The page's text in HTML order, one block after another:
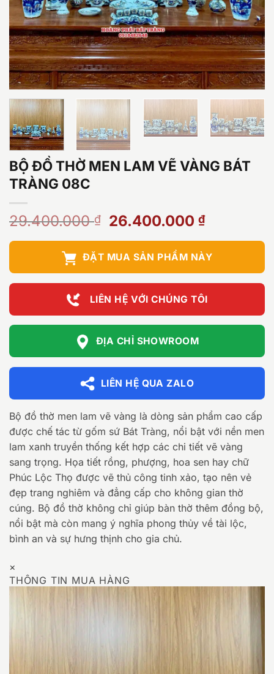
BỘ ĐỒ THỜ MEN LAM VẼ VÀNG BÁT
TRÀNG 08C
29.400.000₫
Giá
là:
29.400.000 ₫.
26.400.000₫Giá
tại
là:
ĐẶT MUA SẢN PHẨM NÀY
LIÊN HỆ VỚI CHÚNG TÔI
ĐỊA CHỈ SHOWROOM
LIÊN HỆ QUA ZALO
Bộ đồ thờ men lam vẽ vàng là dòng sản phẩm cao cấp
được chế tác từ gốm sứ Bát Tràng, nổi bật với nền men
lam xanh truyền thống kết hợp các chi tiết vẽ vàng
sang trọng. Họa tiết rồng, phượng, hoa sen hay chữ
Phúc Lộc Thọ được vẽ thủ công tinh xảo, tạo nên vẻ
đẹp trang nghiêm và đẳng cấp cho không gian thờ
cúng. Bộ đồ thờ không chỉ giúp bàn thờ thêm đồng bộ,
nổi bật mà còn mang ý nghĩa phong thủy về tài lộc,
bình an và sự hưng thịnh cho gia chủ.
×
THÔNG TIN MUA HÀNG